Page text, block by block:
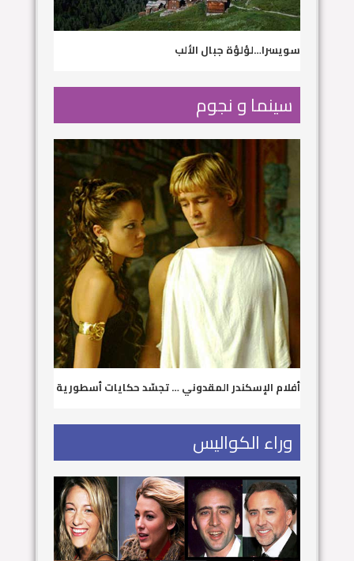
سويسرا…لؤلؤة جبال الألب
سينما و نجوم
أفلام الإسكندر المقدوني … تجسّد حكايات أسطورية
وراء الكواليس